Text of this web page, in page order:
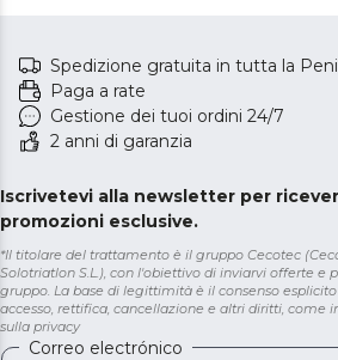
Spedizione gratuita in tutta la
Paga a rate
Gestione dei tuoi ordini 24/7
2 anni di garanzia
Iscrivetevi alla newsletter per
promozioni esclusive.
*Il titolare del trattamento è il gruppo Cecotec
Solotriatlon S.L.), con l'obiettivo di inviarvi offerte e
gruppo. La base di legittimità è il consenso
accesso, rettifica, cancellazione e altri diritti, come
sulla privacy
Correo electrónico